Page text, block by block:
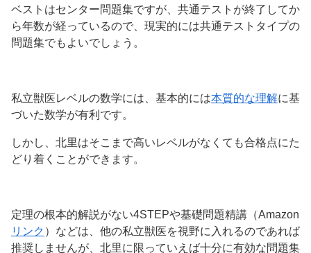
ベストはセンター問題集ですが、共通テストが終了してか
ら年数が経っているので、現実的には共通テストタイプの
問題集でもよいでしょう。
私立獣医レベルの数学には、基本的には本質的な理解に基
づいた数学が有利です。
しかし、北里はそこまで高いレベルがなくても合格点にた
どり着くことができます。
定理の根本的解説がない4STEPや基礎問題精講（Amazon
リンク ）などは、他の私立獣医を視野に入れるのであれば
推奨しませんが、北里に限っていえば十分に有効な問題集